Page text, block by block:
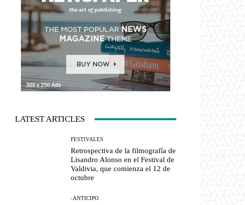
LATEST ARTICLES
FESTIVALES
Retrospectiva de la filmografía de
Lisandro Alonso en el Festival de
Valdivia, que comienza el 12 de
octubre
-ANTICIPO